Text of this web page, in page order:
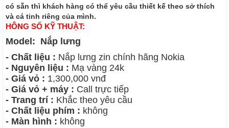
có sẵn thì khách hàng có thể yêu cầu thiết kế theo sở thích
và cá tinh riêng của mình.
HÔNG SỐ KỸ THUẬT:
Model: Nắp lưng
- Chất liệu : Nắp lưng zin chính hãng Nokia
- Nguyên liệu : Mạ vàng 24k
- Giá vỏ : 1,300,000 vnđ
- Giá vỏ + máy : Call trực tiếp
- Trang trí : Khắc theo yêu cầu
- Chất liệu phím : không
- Màn hình : không